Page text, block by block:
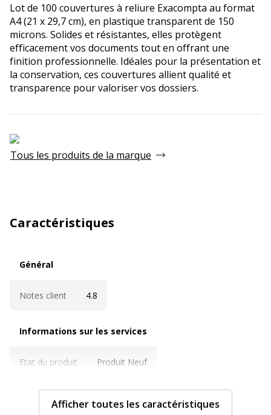
Lot de 100 couvertures à reliure Exacompta au format
A4 (21 x 29,7 cm), en plastique transparent de 150
microns. Solides et résistantes, elles protègent
efficacement vos documents tout en offrant une
finition professionnelle. Idéales pour la présentation et
la conservation, ces couvertures allient qualité et
transparence pour valoriser vos dossiers.
Tous les produits de la marque
Caractéristiques
Général
Notes client 4.8
Informations sur les services
Etat du produit Produit Neuf
Caractéristiques techniques
Caractéristiques techniques
Afficher toutes les caractéristiques